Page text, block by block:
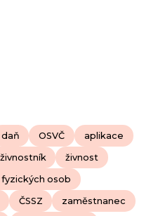
daň OSVČ aplikace
živnostník živnost
osob
ČSSZ zaměstnanec